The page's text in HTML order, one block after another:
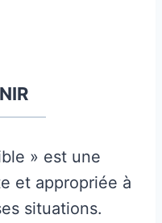
» est une
et appropriée à
situations.